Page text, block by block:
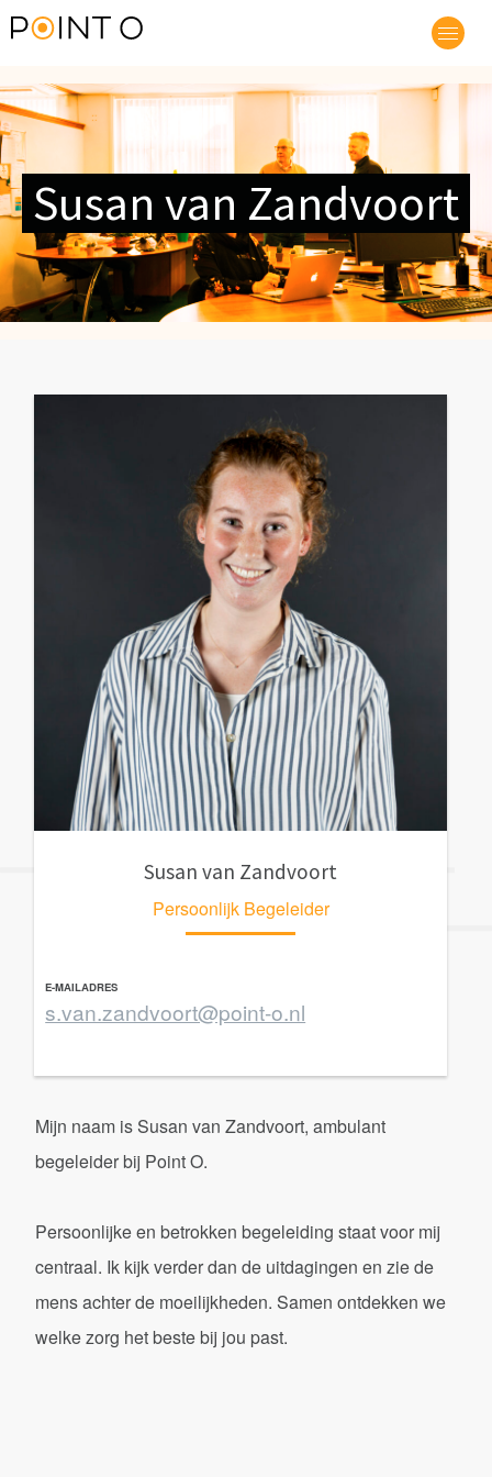
Susan van Zandvoort
Susan van Zandvoort
Persoonlijk Begeleider
E-MAILADRES
s.van.zandvoort@point-o.nl
Mijn naam is Susan van Zandvoort, ambulant
begeleider bij Point O.
Persoonlijke en betrokken begeleiding staat voor mij
centraal. Ik kijk verder dan de uitdagingen en zie de
mens achter de moeilijkheden. Samen ontdekken we
welke zorg het beste bij jou past.